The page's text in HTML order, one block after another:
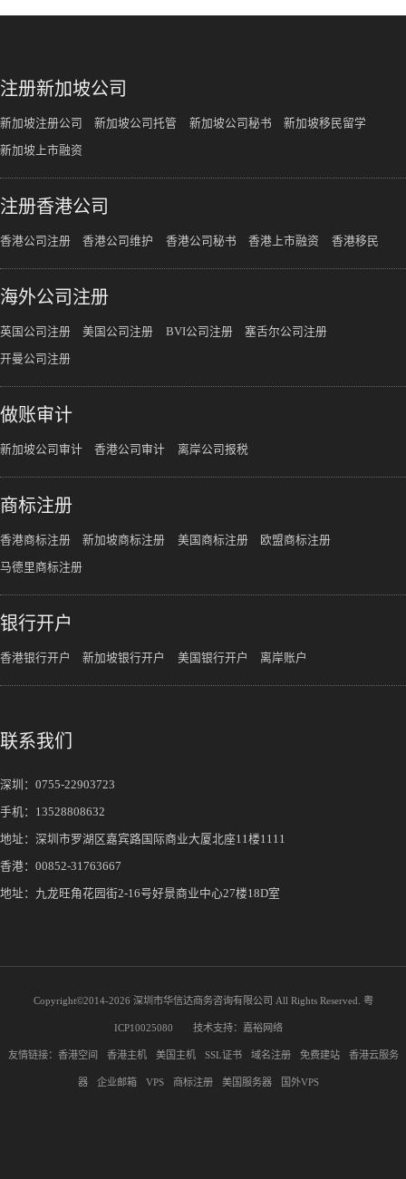
注册新加坡公司
新加坡注册公司 新加坡公司托管 新加坡公司秘书 新加坡移民留学
新加坡上市融资
注册香港公司
香港公司注册 香港公司维护 香港公司秘书 香港上市融资 香港移民
海外公司注册
英国公司注册 美国公司注册 BVI公司注册 塞舌尔公司注册
开曼公司注册
做账审计
新加坡公司审计 香港公司审计 离岸公司报税
商标注册
香港商标注册 新加坡商标注册 美国商标注册 欧盟商标注册
马德里商标注册
银行开户
香港银行开户 新加坡银行开户 美国银行开户 离岸账户
联系我们
深圳： 0755-22903723
手机： 13528808632
地址：深圳市罗湖区嘉宾路国际商业大厦北座11楼1111
香港：00852-31763667
地址：九龙旺角花园街2-16号好景商业中心27楼18D室
Copyright©2014-2026 深圳市华信达商务咨询有限公司 All Rights Reserved. 粤
ICP10025080 技术支持： 嘉裕网络
友情链接： 香港空间 香港主机 美国主机 SSL证书 域名注册 免费建站 香港云服务
器 企业邮箱 VPS 商标注册 美国服务器 国外VPS